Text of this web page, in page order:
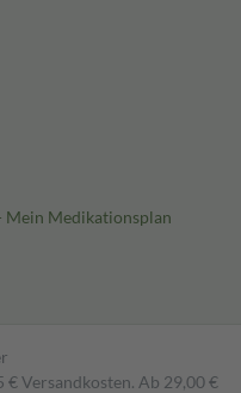
Mein Medikationsplan
Versandkosten. Ab 29,00 €